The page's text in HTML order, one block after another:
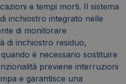
e tempi morti. Il sistema
inchiostro integrato nelle
di monitorare
di inchiostro residuo,
è necessario sostituire
previene interruzioni
e garantisce una